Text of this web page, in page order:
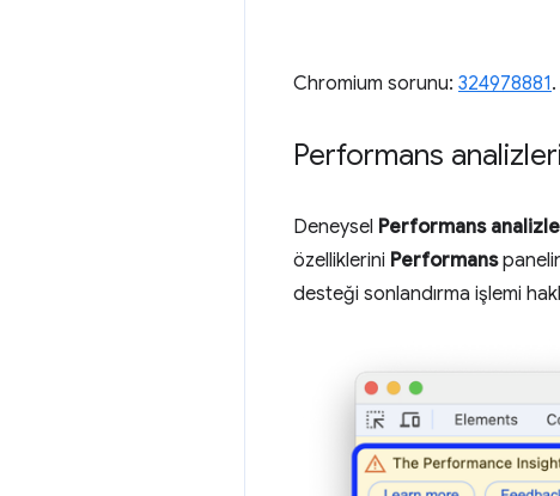
Chromium sorunu: 324978881.
Performans
Deneysel Performans
özelliklerini Performans
desteği sonlandırma işlemi